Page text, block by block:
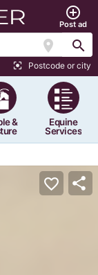
add_circle_outline
Post ad
location_on search
center_focus_strong Postcode or city
&
Equine
Services
favorite_border share